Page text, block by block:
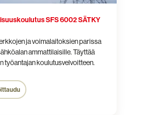
SFS 6002 SÄTKY
ja voimalaitoksien parissa
ammattilaisille. Täyttää
työantajan koulutusvelvoitteen.